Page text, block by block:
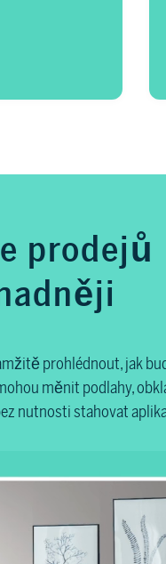
prodejů
prohlédnout, jak
měnit podlahy,
nutnosti stahovat